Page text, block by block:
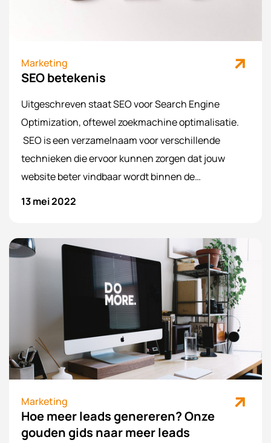
Marketing
SEO betekenis
Uitgeschreven staat SEO voor Search Engine
Optimization, oftewel zoekmachine optimalisatie.
SEO is een verzamelnaam voor verschillende
technieken die ervoor kunnen zorgen dat jouw
website beter vindbaar wordt binnen de
zoekmachines. Op pagina 1 verschijnen in Google is
begrijpt waar de pagina overgaat. Wist je dat maar
liefst 79% van de meest succesvolle webwinkels
SEO gebruikt? Waar wacht je nog op? Start nu nog
met SEO voor jouw onderneming.
13 mei 2022
Marketing
Hoe meer leads genereren? Onze
gouden gids naar meer leads